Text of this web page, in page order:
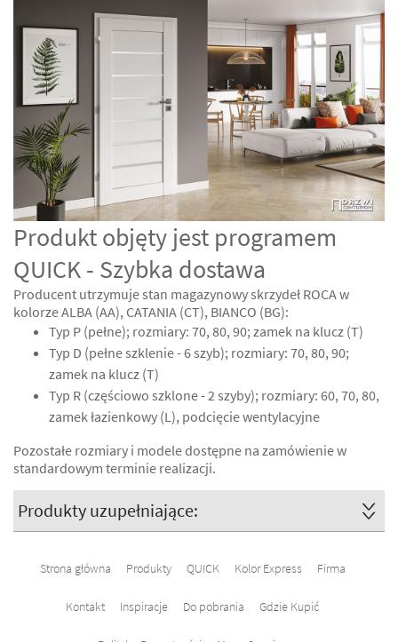
Produkt objęty jest programem
QUICK - Szybka dostawa
Producent utrzymuje stan magazynowy skrzydeł ROCA w
kolorze ALBA (AA), CATANIA (CT), BIANCO (BG):
Typ P (pełne); rozmiary: 70, 80, 90; zamek na klucz (T)
Typ D (pełne szklenie - 6 szyb); rozmiary: 70, 80, 90;
zamek na klucz (T)
Typ R (częściowo szklone - 2 szyby); rozmiary: 60, 70, 80,
zamek łazienkowy (L), podcięcie wentylacyjne
Pozostałe rozmiary i modele dostępne na zamówienie w
standardowym terminie realizacji.
Produkty uzupełniające:
Strona główna Produkty QUICK Kolor Express Firma
Kontakt Inspiracje Do pobrania Gdzie Kupić